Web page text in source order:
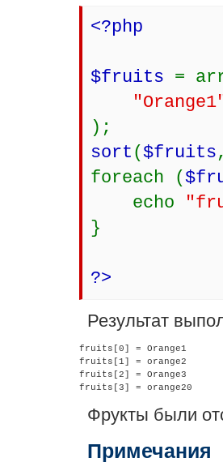
<?php
$fruits =
);
sort ($fruits
foreach (
echo
}
?>
Результат
fruits[0] = Orange1
fruits[1] = orange2
fruits[2] = Orange3
Фрукты были
Примечания